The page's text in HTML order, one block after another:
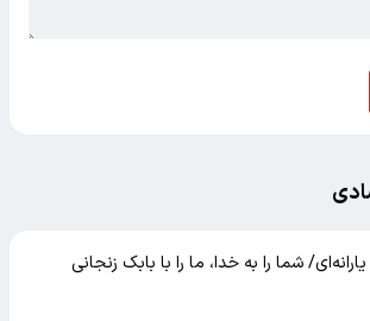
شما را به خدا، ما را با بابک زنجانی